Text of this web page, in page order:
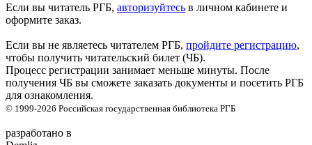
Если вы читатель РГБ, авторизуйтесь в личном кабинете и
оформите заказ.
Если вы не являетесь читателем РГБ, пройдите регистрацию,
чтобы получить читательский билет (ЧБ).
Процесс регистрации занимает меньше минуты. После
получения ЧБ вы сможете заказать документы и посетить РГБ
для ознакомления.
© 1999-2026 Российская государственная библиотека РГБ
разработано в